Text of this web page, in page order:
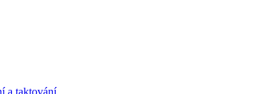
a taktování